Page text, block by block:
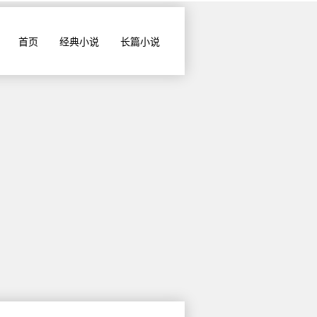
首页 经典小说 长篇小说